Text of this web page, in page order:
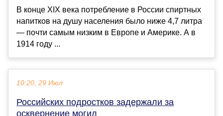
В конце XIX века потребление в России спиртных
напитков на душу населения было ниже 4,7 литра
— почти самым низким в Европе и Америке. А в
1914 году ...
10:20, 29 Июл
Российских подростков задержали за
осквернение могил